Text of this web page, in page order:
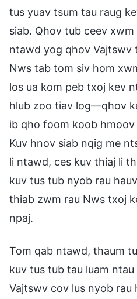
tus yuav tsum tau raug
siab. Qhov tub ceev
ntawd yog qhov Vajtswv
Nws tab tom siv hom
los ua kom peb txoj kev
hlub zoo tiav log—qhov
ib qho foom koob
Kuv hnov siab nqig me
li ntawd, ces kuv thiaj li
kuv tus tub nyob rau
thiab zwm rau Nws txoj
npaj.
Tom qab ntawd, thaum
kuv tus tub tau luam
Vajtswv cov lus nyob rau